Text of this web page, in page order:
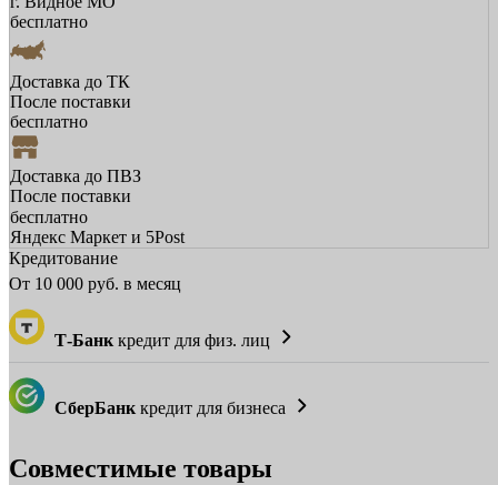
бесплатно
Доставка до ТК
После поставки
бесплатно
Доставка до ПВЗ
После поставки
бесплатно
Яндекс Маркет и 5Post
Кредитование
От 10 000 руб. в месяц
Т-Банк кредит для физ. лиц
СберБанк кредит для бизнеса
Совместимые товары